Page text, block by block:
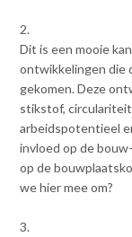
J
u
m
p
t
o
m
a
i
c
2.
Dit is een mooie
ontwikkelingen die
gekomen. Deze
stikstof,
arbeidspotentieel
invloed op de
op de
we hier mee om?
3.